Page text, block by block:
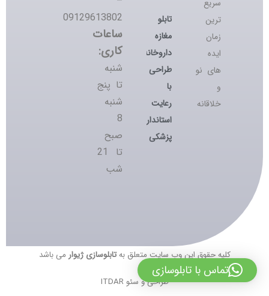
سریع
ترین
زمان
ایده
های نو
و
خلاقانه
تابلو
مغازه
داروخانه؛
طراحی
با
رعایت
استانداردهای
پزشکی
09129613802
ساعات
کاری:
شنبه
تا پنج
شنبه
8
صبح
تا 21
شب
کلیه حقوق این وب سایت متعلق بهتابلوسازی ژیوار می باشد
طراحی و سئو ITDAR
تماس با تابلوسازی